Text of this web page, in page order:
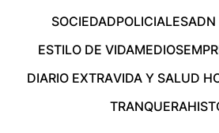
SOCIEDADPOLICIALESADN
ESTILO DE VIDAMEDIOS
DIARIO EXTRAVIDA Y SALUD
TRANQUERA